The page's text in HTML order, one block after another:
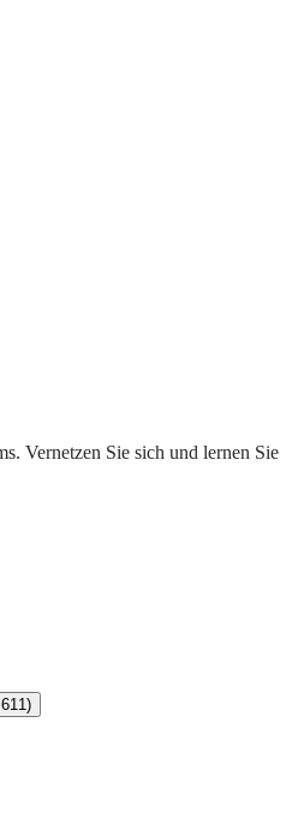
Vernetzen Sie sich und lernen Sie
)